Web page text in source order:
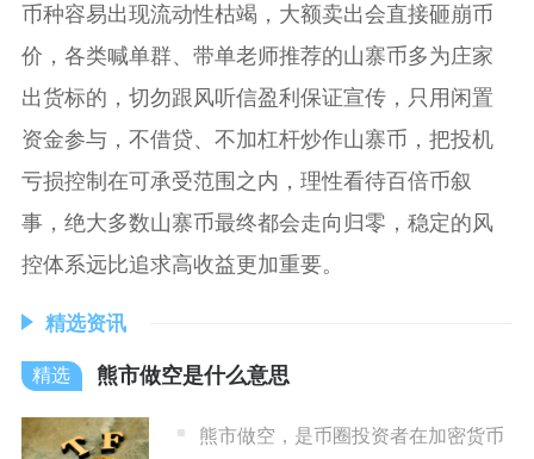
币种容易出现流动性枯竭，大额卖出会直接砸崩币
价，各类喊单群、带单老师推荐的山寨币多为庄家
出货标的，切勿跟风听信盈利保证宣传，只用闲置
资金参与，不借贷、不加杠杆炒作山寨币，把投机
亏损控制在可承受范围之内，理性看待百倍币叙
事，绝大多数山寨币最终都会走向归零，稳定的风
控体系远比追求高收益更加重要。
精选资讯
熊市做空是什么意思
熊市做空，是币圈投资者在加密货币